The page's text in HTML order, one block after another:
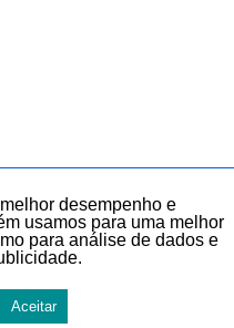
desempenho e
usamos para uma melhor
para análise de dados e
Aceitar